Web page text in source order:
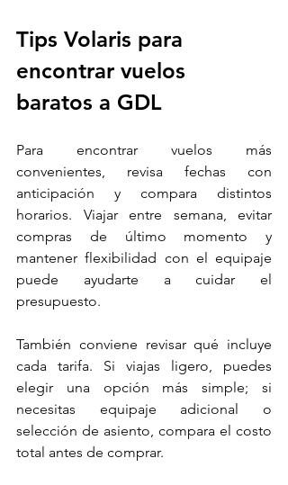
Tips Volaris para
encontrar vuelos
baratos a GDL
Para encontrar vuelos más
convenientes, revisa fechas con
anticipación y compara distintos
horarios. Viajar entre semana, evitar
compras de último momento y
mantener flexibilidad con el equipaje
puede ayudarte a cuidar el
presupuesto.
También conviene revisar qué incluye
cada tarifa. Si viajas ligero, puedes
elegir una opción más simple; si
necesitas equipaje adicional o
selección de asiento, compara el costo
total antes de comprar.